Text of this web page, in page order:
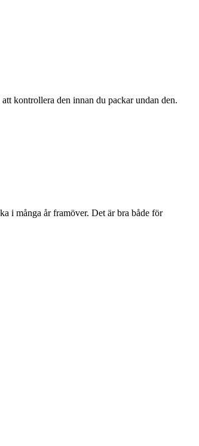
kontrollera den innan du packar undan den.
i många år framöver. Det är bra både för